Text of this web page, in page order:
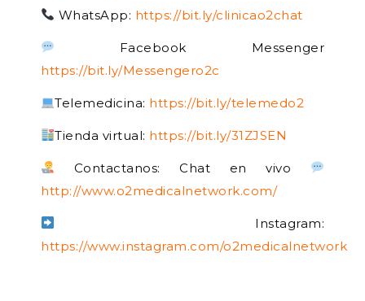
WhatsApp: https://bit.ly/clinicao2chat
Facebook Messenger
https://bit.ly/Messengero2c
Telemedicina: https://bit.ly/telemedo2
Tienda virtual: https://bit.ly/31ZJSEN
Contactanos: Chat en vivo
http://www.o2medicalnetwork.com/
Instagram:
https://www.instagram.com/o2medicalnetwork